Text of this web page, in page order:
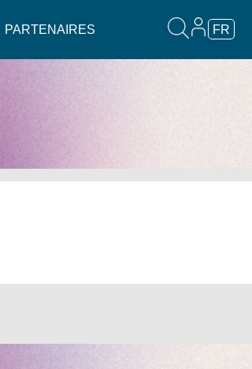
PARTENAIRES FR